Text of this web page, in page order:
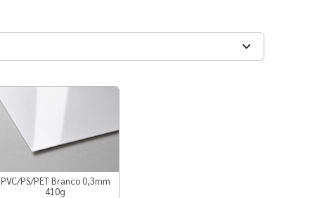
PVC/PS/PET Branco 0,3mm
410g